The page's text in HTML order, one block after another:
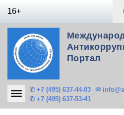
16+
Портал
✆ +7 (495) 637-44-03
✆ +7 (495) 637-53-41
✉